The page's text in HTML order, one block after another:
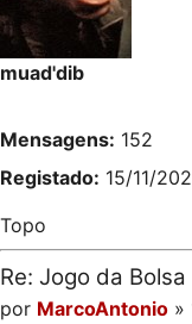
muad'dib
Mensagens: 152
Registado: 15/11/
Topo
Re: Jogo da
por MarcoAntonio »